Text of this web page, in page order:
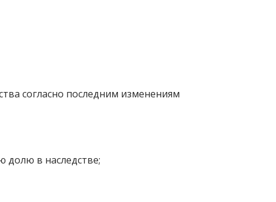
согласно последним изменениям
долю в наследстве;